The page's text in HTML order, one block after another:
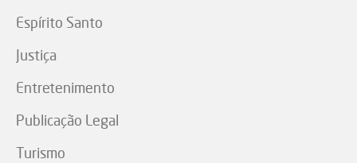
Espírito Santo
Justiça
Entretenimento
Publicação Legal
Turismo